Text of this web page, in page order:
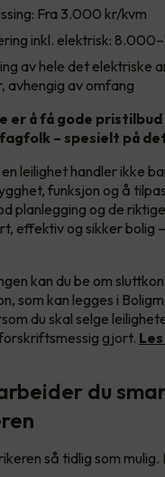
Fra 3.000 kr/kvm
inkl. elektrisk:
av hele det elektriske
avhengig av omfang
er å få gode pristilbud
– spesielt på
leilighet handler ikke
funksjon og å
planlegging og de
effektiv og sikker bolig
kan du be om
som kan legges i
du skal selge
gjort.
du
så tidlig som mulig.